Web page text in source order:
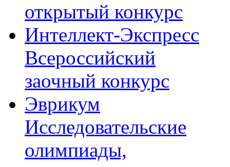
открытый конкурс
Интеллект-Экспресс
Всероссийский
заочный конкурс
Эврикум
Исследовательские
олимпиады,